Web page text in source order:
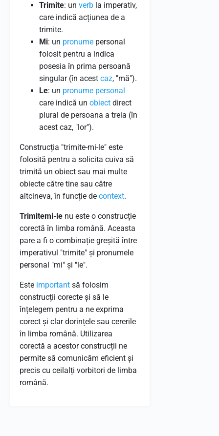
Trimite: un verb la imperativ,
care indică acțiunea de a
trimite.
Mi: un pronume personal
folosit pentru a indica
posesia în prima persoană
singular (în acest caz, "mă").
Le: un pronume personal
care indică un obiect direct
plural de persoana a treia (în
acest caz, "lor").
Construcția "trimite-mi-le" este
folosită pentru a solicita cuiva să
trimită un obiect sau mai multe
obiecte către tine sau către
altcineva, în funcție de context.
Trimitemi-le nu este o construcție
corectă în limba română. Aceasta
pare a fi o combinație greșită între
imperativul "trimite" și pronumele
personal "mi" și "le".
Este important să folosim
construcții corecte și să le
înțelegem pentru a ne exprima
corect și clar dorințele sau cererile
în limba română. Utilizarea
corectă a acestor construcții ne
permite să comunicăm eficient și
precis cu ceilalți vorbitori de limba
română.